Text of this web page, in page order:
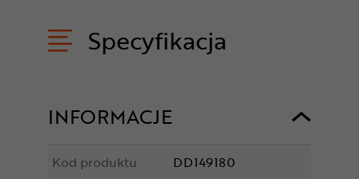
Specyfikacja
INFORMACJE
Kod produktu
DD149180